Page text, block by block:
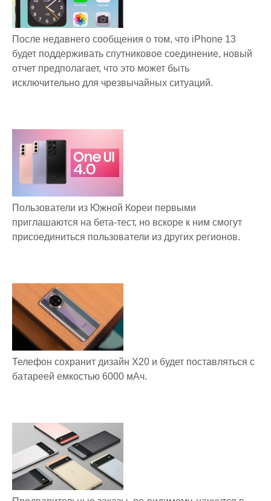
После недавнего сообщения о том, что iPhone 13
будет поддерживать спутниковое соединение, новый
отчет предполагает, что это может быть
исключительно для чрезвычайных ситуаций.
Пользователи из Южной Кореи первыми
приглашаются на бета-тест, но вскоре к ним смогут
присоединиться пользователи из других регионов.
Телефон сохранит дизайн X20 и будет поставляться с
батареей емкостью 6000 мАч.